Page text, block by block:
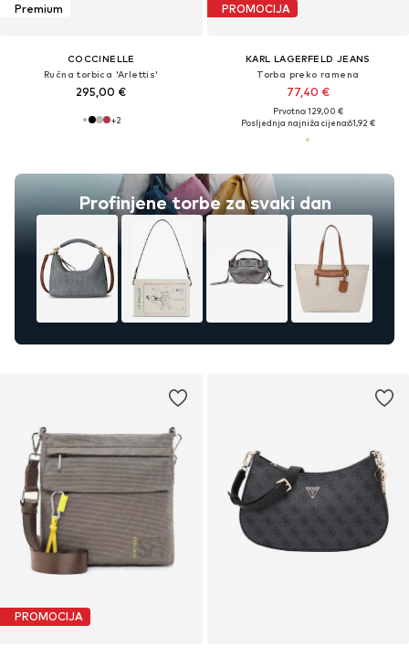
Premium
COCCINELLE
Ručna torbica 'Arlettis'
295,00 €
+2
Profinjene torbe za svaki dan
PROMOCIJA
KARL LAGERFELD JEANS
Torba preko ramena
77,40 €
Prvotno: 129,00 €
Posljednja najniža cijena:61,92 €
PROMOCIJA